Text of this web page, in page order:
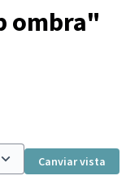
ombra"
Canviar vista